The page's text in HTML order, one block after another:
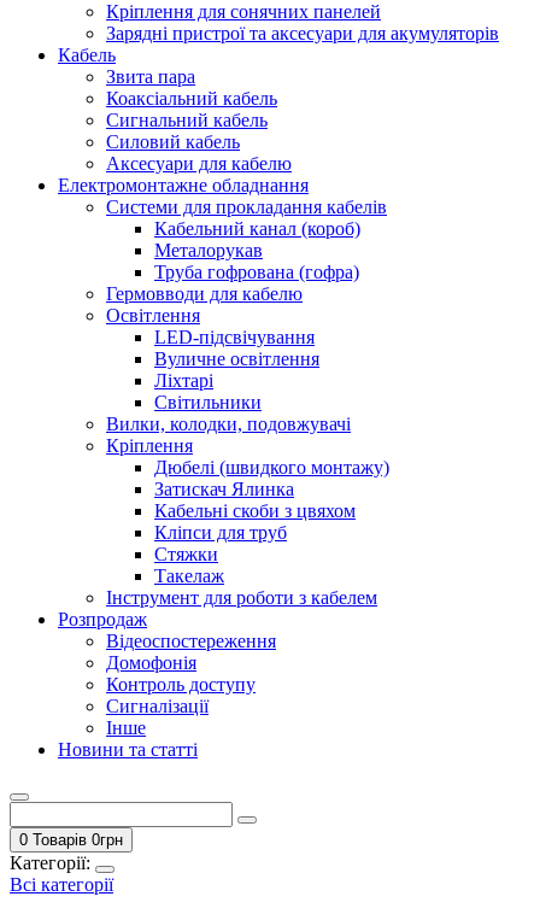
Кріплення для сонячних панелей
Зарядні пристрої та аксесуари для акумуляторів
Кабель
Звита пара
Коаксіальний кабель
Сигнальний кабель
Силовий кабель
Аксесуари для кабелю
Електромонтажне обладнання
Системи для прокладання кабелів
Кабельний канал (короб)
Металорукав
Труба гофрована (гофра)
Гермовводи для кабелю
Освітлення
LED-підсвічування
Вуличне освітлення
Ліхтарі
Світильники
Вилки, колодки, подовжувачі
Кріплення
Дюбелі (швидкого монтажу)
Затискач Ялинка
Кабельні скоби з цвяхом
Кліпси для труб
Стяжки
Такелаж
Інструмент для роботи з кабелем
Розпродаж
Відеоспостереження
Домофонія
Контроль доступу
Сигналізації
Інше
Новини та статті
0 Товарів 0грн
Категорії:
Всі категорії